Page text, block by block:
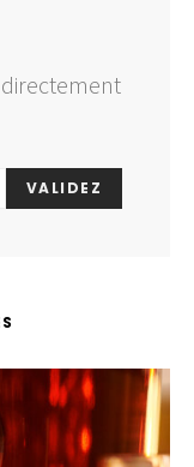
directement
VALIDEZ